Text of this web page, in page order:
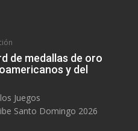
de medallas de oro
y del
Juegos
Santo Domingo 2026